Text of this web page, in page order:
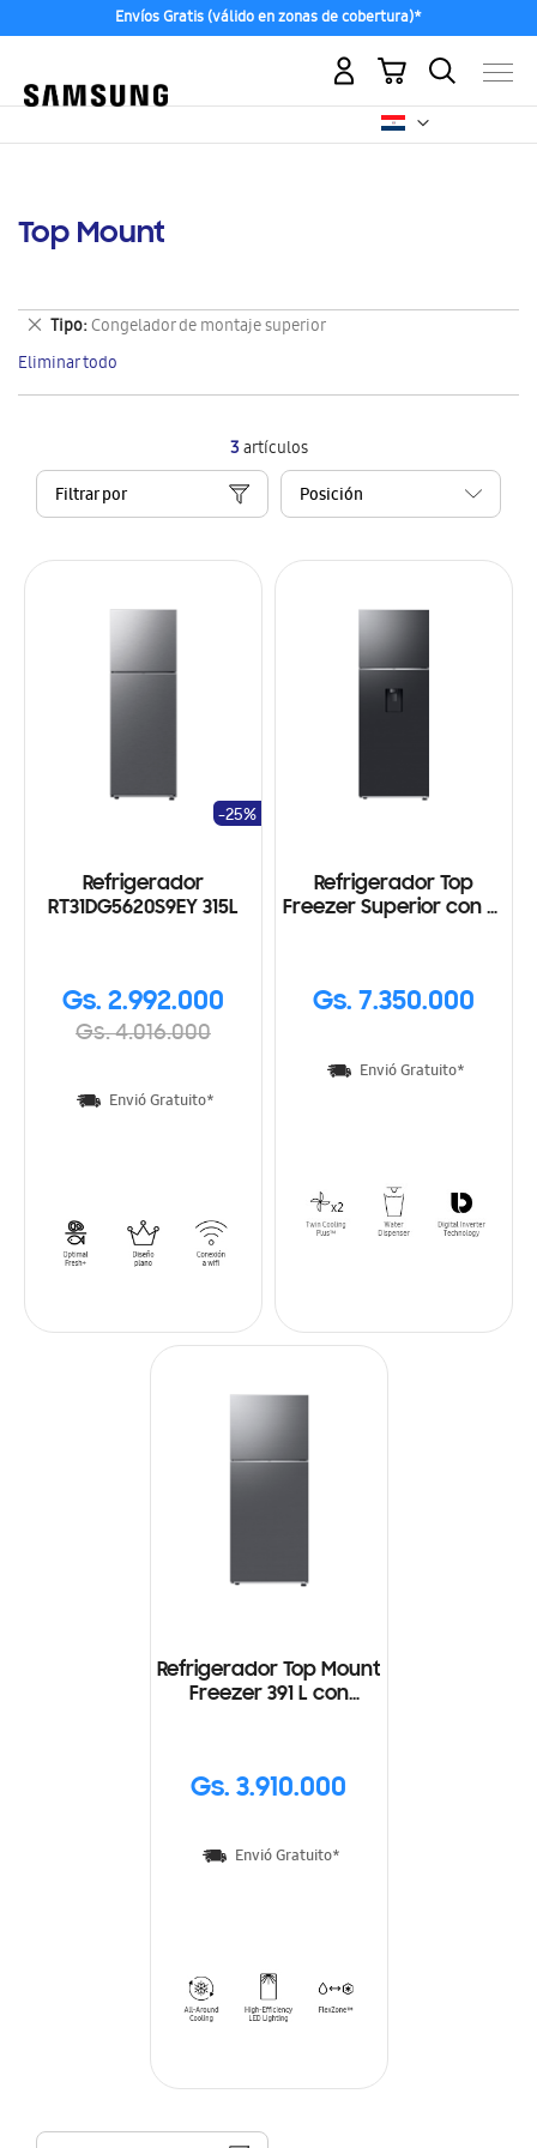
Envíos Gratis (válido en zonas de cobertura)*
Mi carrito
Top Mount
3artículos
Filtrar por
Refrigerador
RT31DG5620S9EY 315L
Gs. 2.992.000
Gs. 4.016.000
-25%
Envió Gratuito*
Refrigerador Top
Freezer Superior con AI
Gs. 7.350.000
Envió Gratuito*
Refrigerador Top Mount
Freezer 391 L con
Gs. 3.910.000
Envió Gratuito*
Tipo Congelador de montaje superior
Eliminar
este
artículo
Eliminar todo